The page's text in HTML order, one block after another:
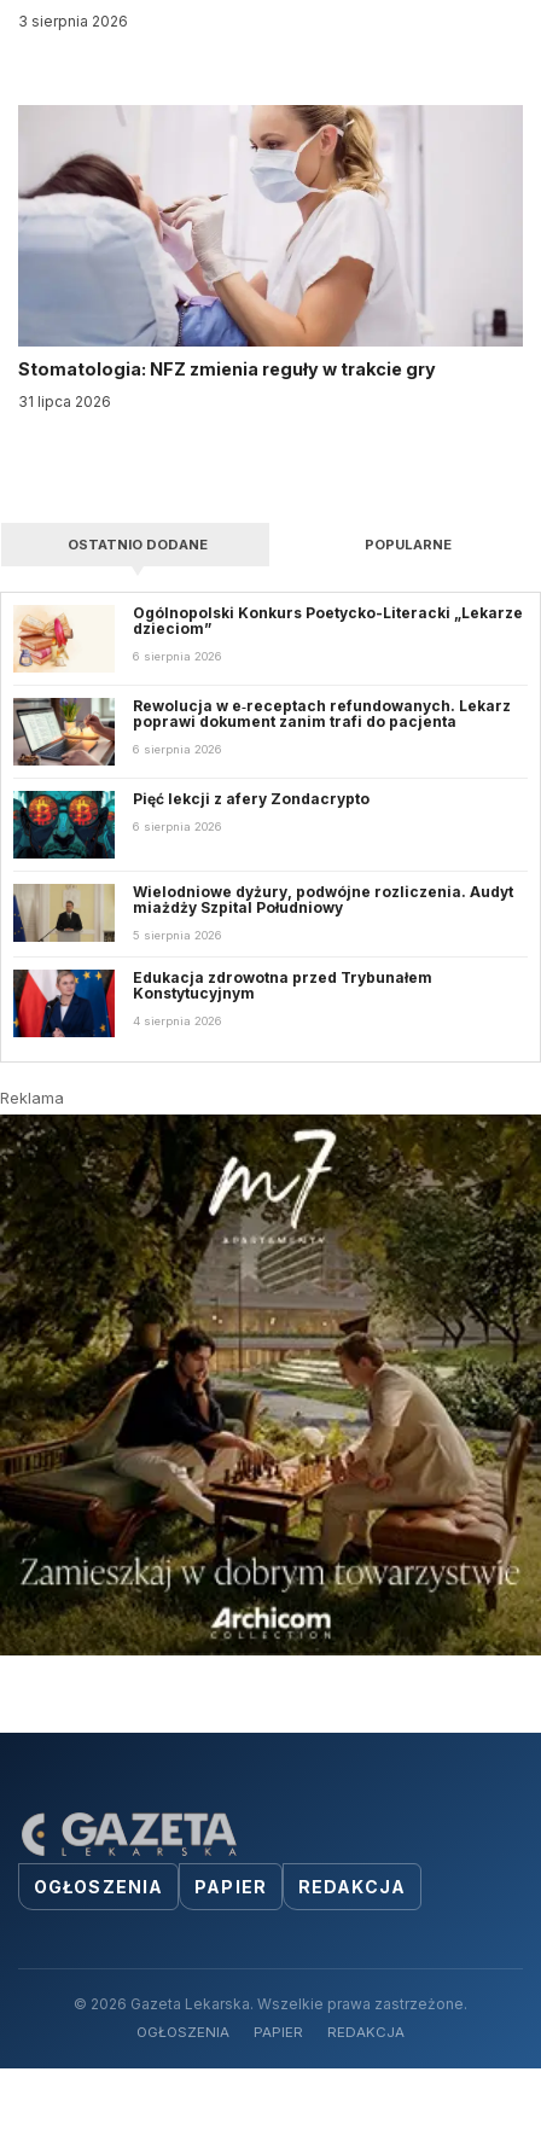
3 sierpnia 2026
Stomatologia: NFZ zmienia reguły w trakcie gry
31 lipca 2026
OSTATNIO DODANE POPULARNE
Ogólnopolski Konkurs Poetycko-Literacki „Lekarze
dzieciom”
6 sierpnia 2026
Rewolucja w e‑receptach refundowanych. Lekarz
poprawi dokument zanim trafi do pacjenta
6 sierpnia 2026
Pięć lekcji z afery Zondacrypto
6 sierpnia 2026
Wielodniowe dyżury, podwójne rozliczenia. Audyt
miażdży Szpital Południowy
5 sierpnia 2026
Edukacja zdrowotna przed Trybunałem
Konstytucyjnym
4 sierpnia 2026
Reklama
OGŁOSZENIA PAPIER REDAKCJA
© 2026 Gazeta Lekarska. Wszelkie prawa zastrzeżone.
OGŁOSZENIA PAPIER REDAKCJA